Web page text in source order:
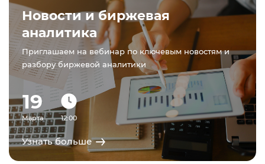
Новости и биржевая
аналитика
Приглашаем на вебинар по ключевым новостям и
разбору биржевой аналитики
19
Марта 12:00
Узнать больше